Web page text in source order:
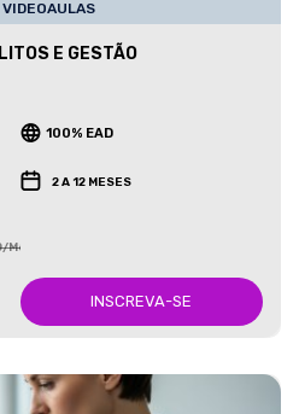
VIDEOAULAS
E GESTÃO
100% EAD
2 A 12 MESES
Mês
INSCREVA-SE